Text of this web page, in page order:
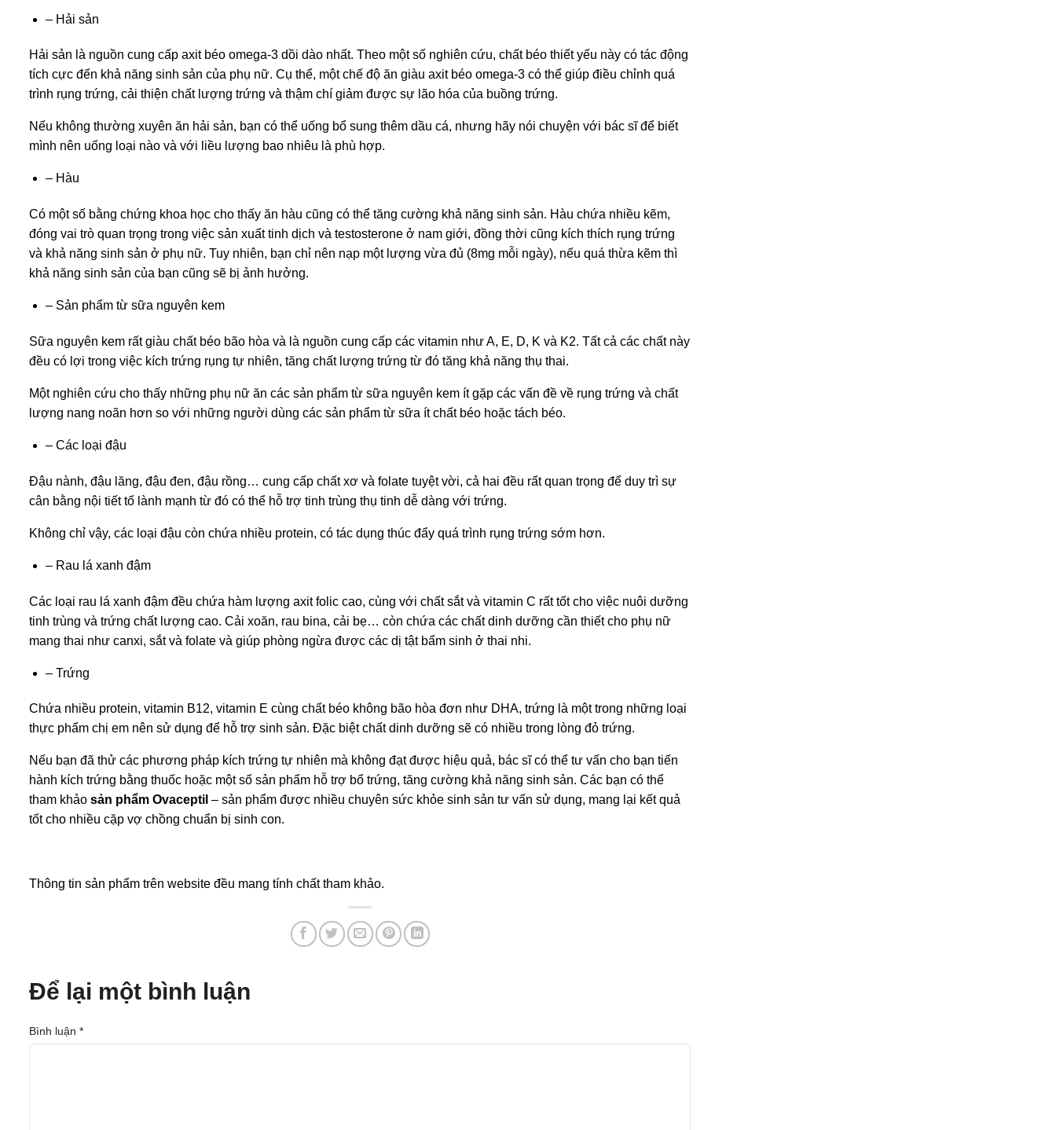
– Hải sản
Hải sản là nguồn cung cấp axit béo omega-3 dồi dào nhất. Theo một số nghiên cứu, chất béo thiết yếu này có tác động
tích cực đến khả năng sinh sản của phụ nữ. Cụ thể, một chế độ ăn giàu axit béo omega-3 có thể giúp điều chỉnh quá
trình rụng trứng, cải thiện chất lượng trứng và thậm chí giảm được sự lão hóa của buồng trứng.
Nếu không thường xuyên ăn hải sản, bạn có thể uống bổ sung thêm dầu cá, nhưng hãy nói chuyện với bác sĩ để biết
mình nên uống loại nào và với liều lượng bao nhiêu là phù hợp.
– Hàu
Có một số bằng chứng khoa học cho thấy ăn hàu cũng có thể tăng cường khả năng sinh sản. Hàu chứa nhiều kẽm,
đóng vai trò quan trọng trong việc sản xuất tinh dịch và testosterone ở nam giới, đồng thời cũng kích thích rụng trứng
và khả năng sinh sản ở phụ nữ. Tuy nhiên, bạn chỉ nên nạp một lượng vừa đủ (8mg mỗi ngày), nếu quá thừa kẽm thì
khả năng sinh sản của bạn cũng sẽ bị ảnh hưởng.
– Sản phẩm từ sữa nguyên kem
Sữa nguyên kem rất giàu chất béo bão hòa và là nguồn cung cấp các vitamin như A, E, D, K và K2. Tất cả các chất này
đều có lợi trong việc kích trứng rụng tự nhiên, tăng chất lượng trứng từ đó tăng khả năng thụ thai.
Một nghiên cứu cho thấy những phụ nữ ăn các sản phẩm từ sữa nguyên kem ít gặp các vấn đề về rụng trứng và chất
lượng nang noãn hơn so với những người dùng các sản phẩm từ sữa ít chất béo hoặc tách béo.
– Các loại đậu
Đậu nành, đậu lăng, đậu đen, đậu rồng… cung cấp chất xơ và folate tuyệt vời, cả hai đều rất quan trọng để duy trì sự
cân bằng nội tiết tố lành mạnh từ đó có thể hỗ trợ tinh trùng thụ tinh dễ dàng với trứng.
Không chỉ vậy, các loại đậu còn chứa nhiều protein, có tác dụng thúc đẩy quá trình rụng trứng sớm hơn.
– Rau lá xanh đậm
Các loại rau lá xanh đậm đều chứa hàm lượng axit folic cao, cùng với chất sắt và vitamin C rất tốt cho việc nuôi dưỡng
tinh trùng và trứng chất lượng cao. Cải xoăn, rau bina, cải bẹ… còn chứa các chất dinh dưỡng cần thiết cho phụ nữ
mang thai như canxi, sắt và folate và giúp phòng ngừa được các dị tật bẩm sinh ở thai nhi.
– Trứng
Chứa nhiều protein, vitamin B12, vitamin E cùng chất béo không bão hòa đơn như DHA, trứng là một trong những loại
thực phẩm chị em nên sử dụng để hỗ trợ sinh sản. Đặc biệt chất dinh dưỡng sẽ có nhiều trong lòng đỏ trứng.
Nếu bạn đã thử các phương pháp kích trứng tự nhiên mà không đạt được hiệu quả, bác sĩ có thể tư vấn cho bạn tiến
hành kích trứng bằng thuốc hoặc một số sản phẩm hỗ trợ bổ trứng, tăng cường khả năng sinh sản. Các bạn có thể
tham khảo sản phẩm Ovaceptil – sản phẩm được nhiều chuyên sức khỏe sinh sản tư vấn sử dụng, mang lại kết quả
tốt cho nhiều cặp vợ chồng chuẩn bị sinh con.
Thông tin sản phẩm trên website đều mang tính chất tham khảo.
Để lại một bình luận
Bình luận *